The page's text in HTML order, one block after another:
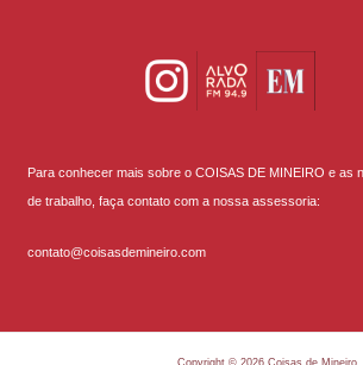
Para conhecer mais sobre o COISAS DE MINEIRO e as
de trabalho, faça contato com a nossa assessoria:
contato@coisasdemineiro.com
Copyright © 2026 Coisas de Mineiro